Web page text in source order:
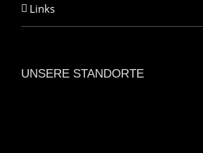
Links
UNSERE STANDORTE